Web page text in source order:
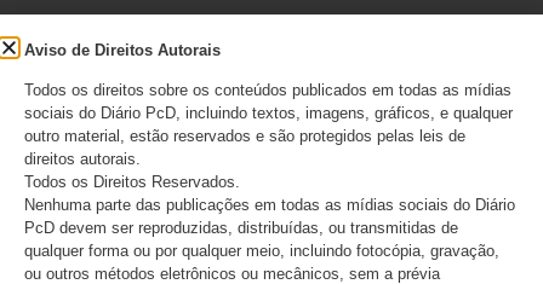
Comentário*
Aviso de Direitos Autorais
Todos os direitos sobre os conteúdos publicados em todas as mídias
sociais do Diário PcD, incluindo textos, imagens, gráficos, e qualquer
outro material, estão reservados e são protegidos pelas leis de
direitos autorais.
Todos os Direitos Reservados.
Nenhuma parte das publicações em todas as mídias sociais do Diário
PcD devem ser reproduzidas, distribuídas, ou transmitidas de
qualquer forma ou por qualquer meio, incluindo fotocópia, gravação,
ou outros métodos eletrônicos ou mecânicos, sem a prévia